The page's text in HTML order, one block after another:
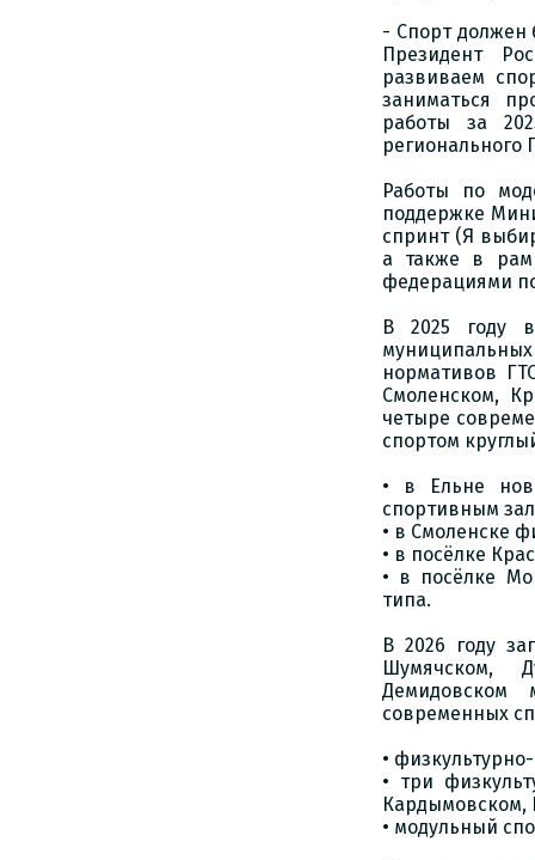
- Спорт должен
Президент
развиваем
заниматься
работы за
регионального
Работы по
поддержке
спринт (Я
а также в
федерациями
В 2025 году
нормативов
Смоленском,
четыре
спортом
• в Ельне
спортивным
• в Смоленске
• в посёлке
• в посёлке
типа.
В 2026 году
Шумячском,
Демидовском
современных
•
• три
Кардымовском,
• модульный